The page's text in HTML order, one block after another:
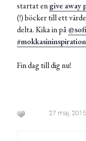
startat engive away
(!) böcker till ett
delta. Kika in på
Fin dag till dig nu!
27 maj, 2015